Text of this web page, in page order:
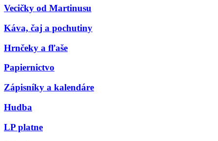
Vecičky od Martinusu
Káva, čaj a pochutiny
Hrnčeky a fľaše
Papiernictvo
Zápisníky a kalendáre
Hudba
LP platne